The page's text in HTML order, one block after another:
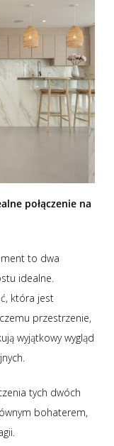
połączenie na
to dwa
idealne.
która jest
przestrzenie,
wyjątkowy wygląd
tych dwóch
bohaterem,